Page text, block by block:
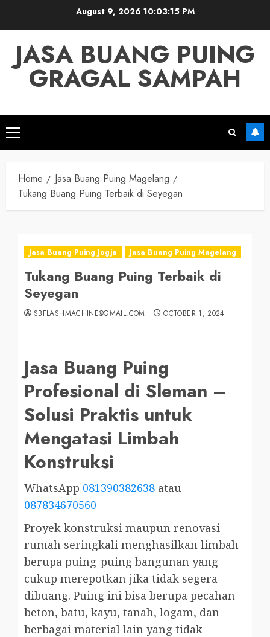
August 9, 2026 10:03:16 PM
JASA BUANG PUING
GRAGAL SAMPAH
Primary
Menu
Home
Jasa Buang Puing Magelang
Tukang Buang Puing Terbaik di Seyegan
Jasa Buang Puing Jogja Jasa Buang Puing Magelang
Tukang Buang Puing Terbaik di
Seyegan
SBFLASHMACHINE@GMAIL.COM OCTOBER 1, 2024
Jasa Buang Puing
Profesional di Sleman –
Solusi Praktis untuk
Mengatasi Limbah
Konstruksi
WhatsApp 081390382638 atau
087834670560
Proyek konstruksi maupun renovasi
rumah seringkali menghasilkan limbah
berupa puing-puing bangunan yang
cukup merepotkan jika tidak segera
dibuang. Puing ini bisa berupa pecahan
beton, batu, kayu, tanah, logam, dan
berbagai material lain yang tidak